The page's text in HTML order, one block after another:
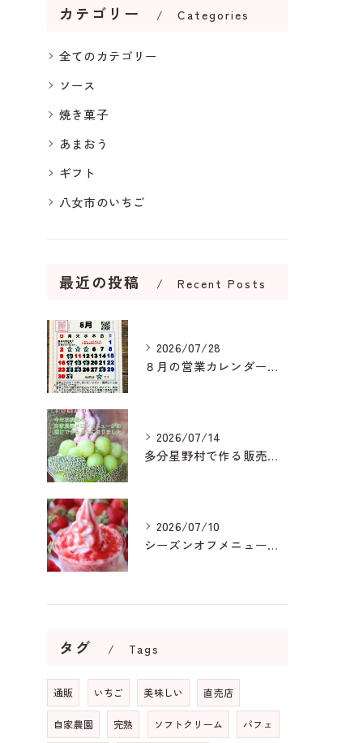
カテゴリー Categories
全てのカテゴリー
ソース
焼き菓子
あまおう
ギフト
八女市のいちご
最近の投稿 Recent Posts
2026/07/28
８月の営業カレンダーです
2026/07/14
多分星野村で作る販売用メロンは
2026/07/10
シーズンオフメニューも人気です
タグ Tags
通販 いちご 美味しい 直売店
自家農園 完熟 ソフトクリーム パフェ